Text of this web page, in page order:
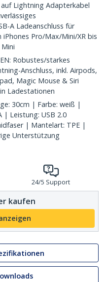
auf Lightning Adapterkabel
A Ladeanschluss für
Pro/Max/Mini/XR bis
Robustes/starkes
Anschluss, inkl. Airpods,
Magic Mouse & Siri
Ladestationen
30cm | Farbe: weiß |
| Leistung: USB 2.0
| Mantelart: TPE |
Unterstützung
24/5 Support
kaufen